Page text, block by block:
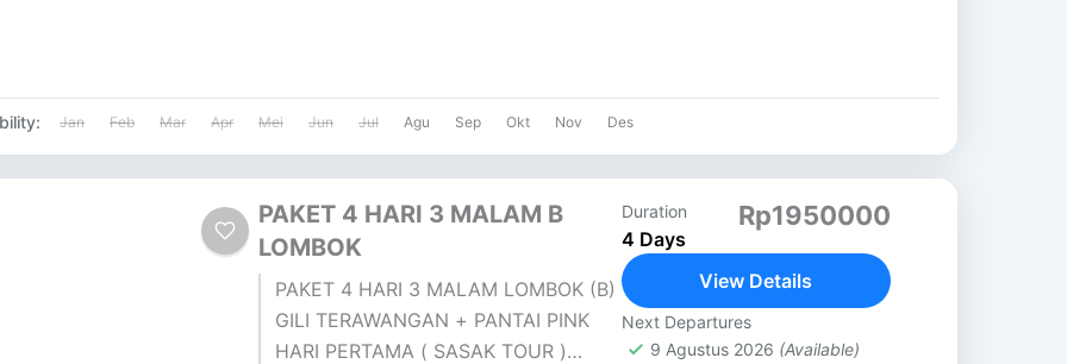
Jan Feb Mar Apr Mei Jun Jul Agu Sep Okt Nov Des
PAKET 4 HARI 3 MALAM B
LOMBOK
PAKET 4 HARI 3 MALAM LOMBOK (B)
GILI TERAWANGAN + PANTAI PINK
HARI PERTAMA ( SASAK TOUR )
Duration
4 Days
Rp1950000
View Details
Next Departures
9 Agustus 2026 (Available)